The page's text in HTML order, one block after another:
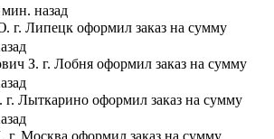
назад
г. Липецк оформил заказ на сумму
З. г. Лобня оформил заказ на сумму
Лыткарино оформил заказ на сумму
Москва оформил заказ на сумму